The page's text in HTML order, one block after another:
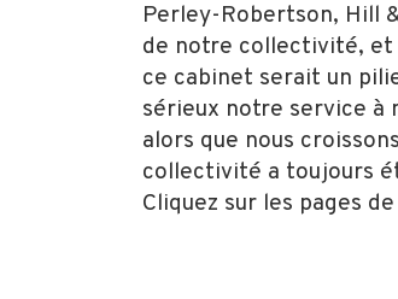
Perley-Robertson, Hill
de notre collectivité, et
ce cabinet serait un
sérieux notre service à
alors que nous
collectivité a toujours
Cliquez sur les pages